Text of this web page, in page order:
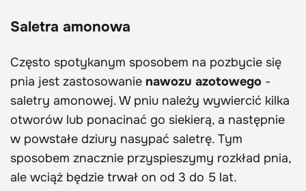
Saletra amonowa
Często spotykanym sposobem na pozbycie się
pnia jest zastosowanie nawozu azotowego -
saletry amonowej. W pniu należy wywiercić kilka
otworów lub ponacinać go siekierą, a następnie
w powstałe dziury nasypać saletrę. Tym
sposobem znacznie przyspieszymy rozkład pnia,
ale wciąż będzie trwał on od 3 do 5 lat.